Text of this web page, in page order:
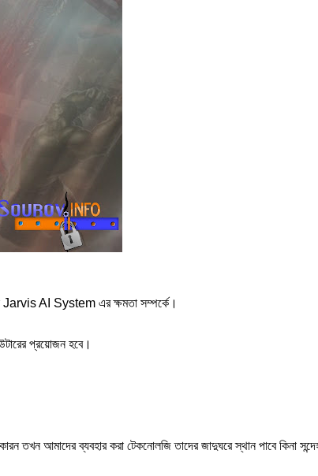
AI System এর ক্ষমতা সম্পর্কে।
প্রয়োজন হবে।
তখন আমাদের ব্যবহার করা টেকনোলজি তাদের জাদুঘরে স্থান পাবে